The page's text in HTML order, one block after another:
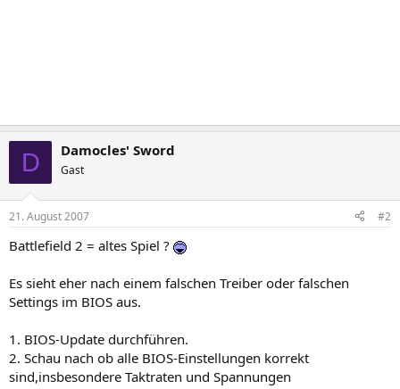
D Damocles' Sword
Gast
21. August 2007 #2
Battlefield 2 = altes Spiel ?
Es sieht eher nach einem falschen Treiber oder falschen
Settings im BIOS aus.
1. BIOS-Update durchführen.
2. Schau nach ob alle BIOS-Einstellungen korrekt
sind,insbesondere Taktraten und Spannungen